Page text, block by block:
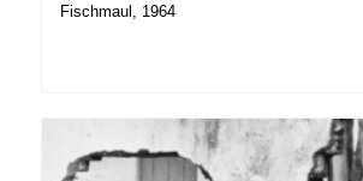
Fischmaul, 1964